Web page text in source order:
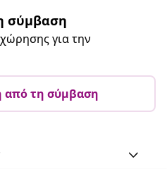
σύμβαση
για την
τη σύμβαση